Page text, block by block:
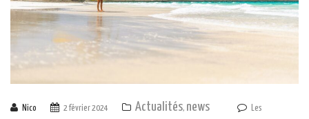
Nico 2 février 2024 Actualités, news Les